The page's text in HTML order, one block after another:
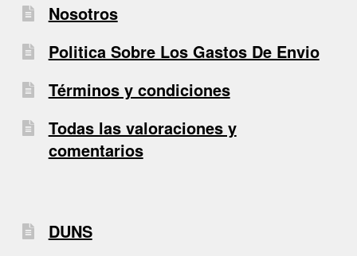
Nosotros
Politica Sobre Los Gastos De Envio
Términos y condiciones
Todas las valoraciones y
comentarios
DUNS